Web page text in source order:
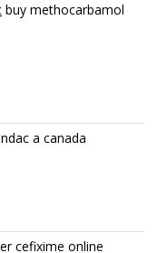
buy methocarbamol
a canada
cefixime online